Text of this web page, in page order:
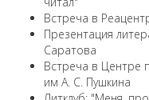
Встреча в
Презентация
Саратова
Встреча в Центре
им А. С. Пушкина